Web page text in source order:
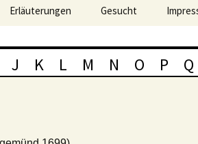
Erläuterungen Gesucht
J K L M N O P Q